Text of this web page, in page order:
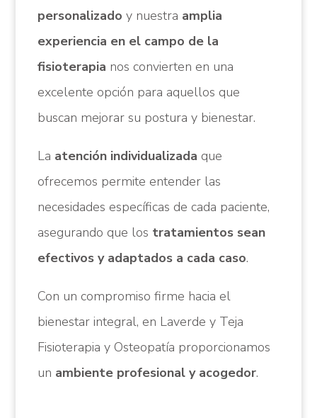
personalizado y nuestra amplia
experiencia en el campo de la
fisioterapia nos convierten en una
excelente opción para aquellos que
buscan mejorar su postura y bienestar.
La atención individualizada que
ofrecemos permite entender las
necesidades específicas de cada paciente,
asegurando que los tratamientos sean
efectivos y adaptados a cada caso.
Con un compromiso firme hacia el
bienestar integral, en Laverde y Teja
Fisioterapia y Osteopatía proporcionamos
un ambiente profesional y acogedor.